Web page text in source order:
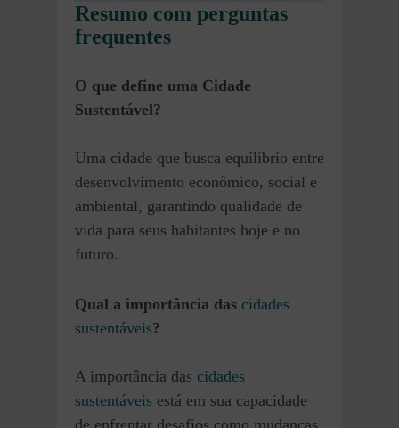
Resumo com perguntas
frequentes
O que define uma Cidade
Sustentável?
Uma cidade que busca equilíbrio entre
desenvolvimento econômico, social e
ambiental, garantindo qualidade de
vida para seus habitantes hoje e no
futuro.
Qual a importância das cidades
sustentáveis?
A importância das cidades
sustentáveis está em sua capacidade
de enfrentar desafios como mudanças